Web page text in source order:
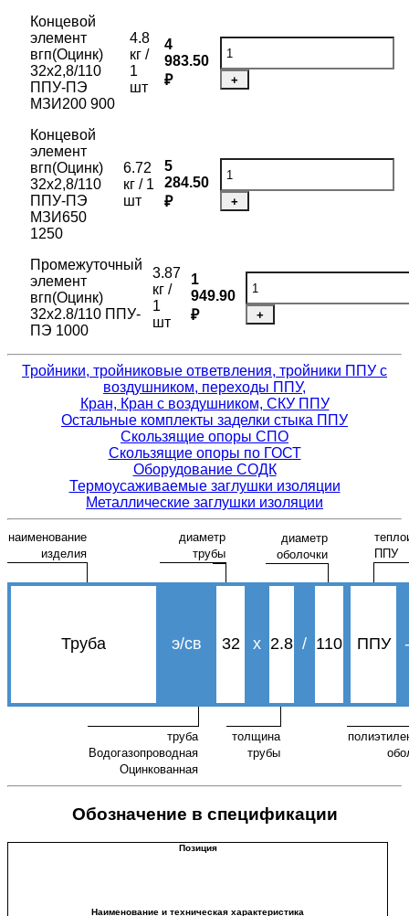
Концевой
элемент
вгп(Оцинк)
32х2,8/110
ППУ-ПЭ
МЗИ200 900
4.8
кг /
1
шт
4
983.50
₽
+
Концевой
элемент
вгп(Оцинк)
32х2,8/110
ППУ-ПЭ
МЗИ650
1250
6.72
кг / 1
шт
5
284.50
₽
+
Промежуточный
элемент
вгп(Оцинк)
32х2.8/110 ППУ-
ПЭ 1000
3.87
кг /
1
шт
1
949.90
₽
+
Тройники, тройниковые ответвления, тройники ППУ с
воздушником, переходы ППУ,
Кран, Кран с воздушником, СКУ ППУ
Остальные комплекты заделки стыка ППУ
Скользящие опоры СПО
Скользящие опоры по ГОСТ
Оборудование СОДК
Термоусаживаемые заглушки изоляции
Металлические заглушки изоляции
наименование
изделия
диаметр
трубы
диаметр
оболочки
ППУ
Труба э/св 32 х 2.8 / 110 ППУ -
труба
Водогазопроводная
Оцинкованная
толщина
трубы
Обозначение в спецификации
Позиция
Наименование и техническая характеристика